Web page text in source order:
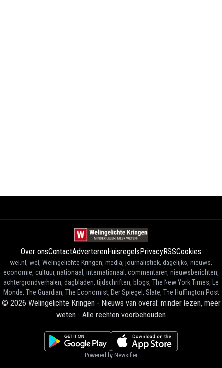
Over onsContactAdverterenHuisregelsPrivacyRSSCookies
wel.nl, wel, Welingelichte Kringen, media, journalistiek, dagelijks, nieuws,
economie, cultuur, nationaal, internationaal, commentaren, nieuwsberichten,
achtergrondverhalen, dagbladen, tijdschriften, blogs, The New York Times, Le
Monde, The Guardian, The Economist, Der Spiegel, Slate, The Huffington Post
© 2026 Welingelichte Kringen - Nieuws van overal: minder lezen, meer
weten - Alle rechten voorbehouden
Powered by Newsifier